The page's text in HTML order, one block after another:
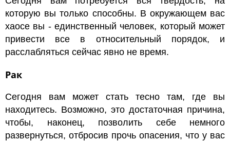
которую вы только способны. В окружающем вас
хаосе вы - единственный человек, который может
привести все в относительный порядок, и
расслабляться сейчас явно не время.
Рак
Сегодня вам может стать тесно там, где вы
находитесь. Возможно, это достаточная причина,
чтобы, наконец, позволить себе немного
развернуться, отбросив прочь опасения, что у вас